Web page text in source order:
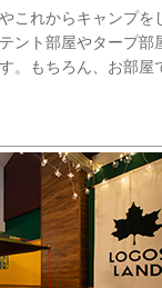
これからキャンプ
ント部屋やタープ
。もちろん、お部